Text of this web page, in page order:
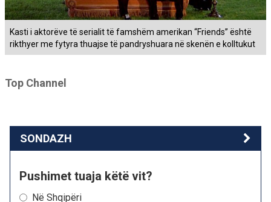
Kasti i aktorëve të serialit të famshëm amerikan “Friends” është
rikthyer me fytyra thuajse të pandryshuara në skenën e kolltukut
Top Channel
SONDAZH
Pushimet tuaja këtë vit?
Në Shqipëri